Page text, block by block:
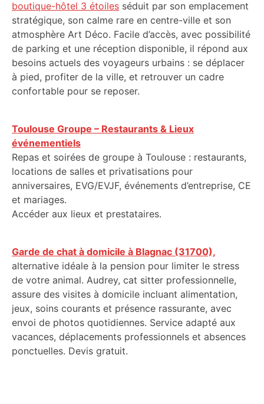
boutique-hôtel 3 étoiles séduit par son emplacement
stratégique, son calme rare en centre-ville et son
atmosphère Art Déco. Facile d’accès, avec possibilité
de parking et une réception disponible, il répond aux
besoins actuels des voyageurs urbains : se déplacer
à pied, profiter de la ville, et retrouver un cadre
confortable pour se reposer.
Toulouse Groupe – Restaurants & Lieux
événementiels
Repas et soirées de groupe à Toulouse : restaurants,
locations de salles et privatisations pour
anniversaires, EVG/EVJF, événements d’entreprise, CE
et mariages.
Accéder aux lieux et prestataires.
Garde de chat à domicile à Blagnac (31700),
alternative idéale à la pension pour limiter le stress
de votre animal. Audrey, cat sitter professionnelle,
assure des visites à domicile incluant alimentation,
jeux, soins courants et présence rassurante, avec
envoi de photos quotidiennes. Service adapté aux
vacances, déplacements professionnels et absences
ponctuelles. Devis gratuit.